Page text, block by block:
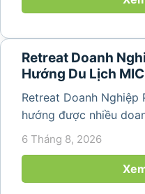
Retreat Doanh
Hướng Du Lịch
Retreat Doanh Nghiệp
hướng được nhiều
năm 2026 khi nhu cầu
họp và gắn kết đội
mang đến khoảng thời
6 Tháng 8, 2026